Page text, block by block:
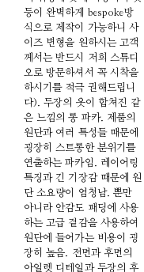
등이 완벽하게 bespoke방
식으로 제작이 가능하니 사
이즈 변형을 원하시는 고객
께서는 반드시 저희 스튜디
오로 방문하셔서 꼭 시착을
하시기를 적극 권해드립니
다). 두장의 옷이 합쳐진 같
은 느낌의 롱 파카. 제품의
원단과 여러 특성들 때문에
굉장히 스트롱한 분위기를
연출하는 파카임. 레이어링
특징과 긴 기장감 때문에 원
단 소요량이 엄청남. 뿐만
아니라 안감도 패딩에 사용
하는 고급 겉감을 사용하여
원단에 들어가는 비용이 굉
장히 높음. 전면과 후면의
아일렛 디테일과 두장의 후